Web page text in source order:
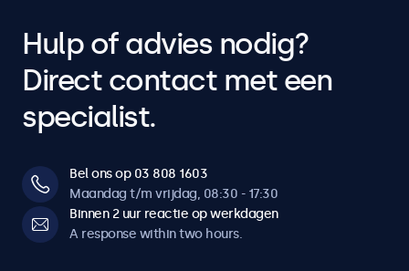
Hulp of advies nodig?
Direct contact met een
specialist.
Bel ons op 03 808 1603
Maandag t/m vrijdag, 08:30 - 17:30
Binnen 2 uur reactie op werkdagen
A response within two hours.